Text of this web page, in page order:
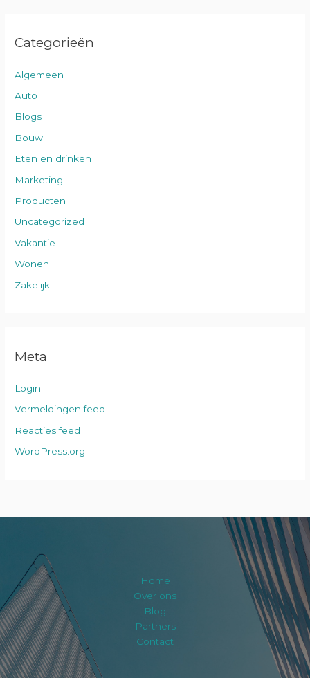
Categorieën
Algemeen
Auto
Blogs
Bouw
Eten en drinken
Marketing
Producten
Uncategorized
Vakantie
Wonen
Zakelijk
Meta
Login
Vermeldingen feed
Reacties feed
WordPress.org
Home
Over ons
Blog
Partners
Contact